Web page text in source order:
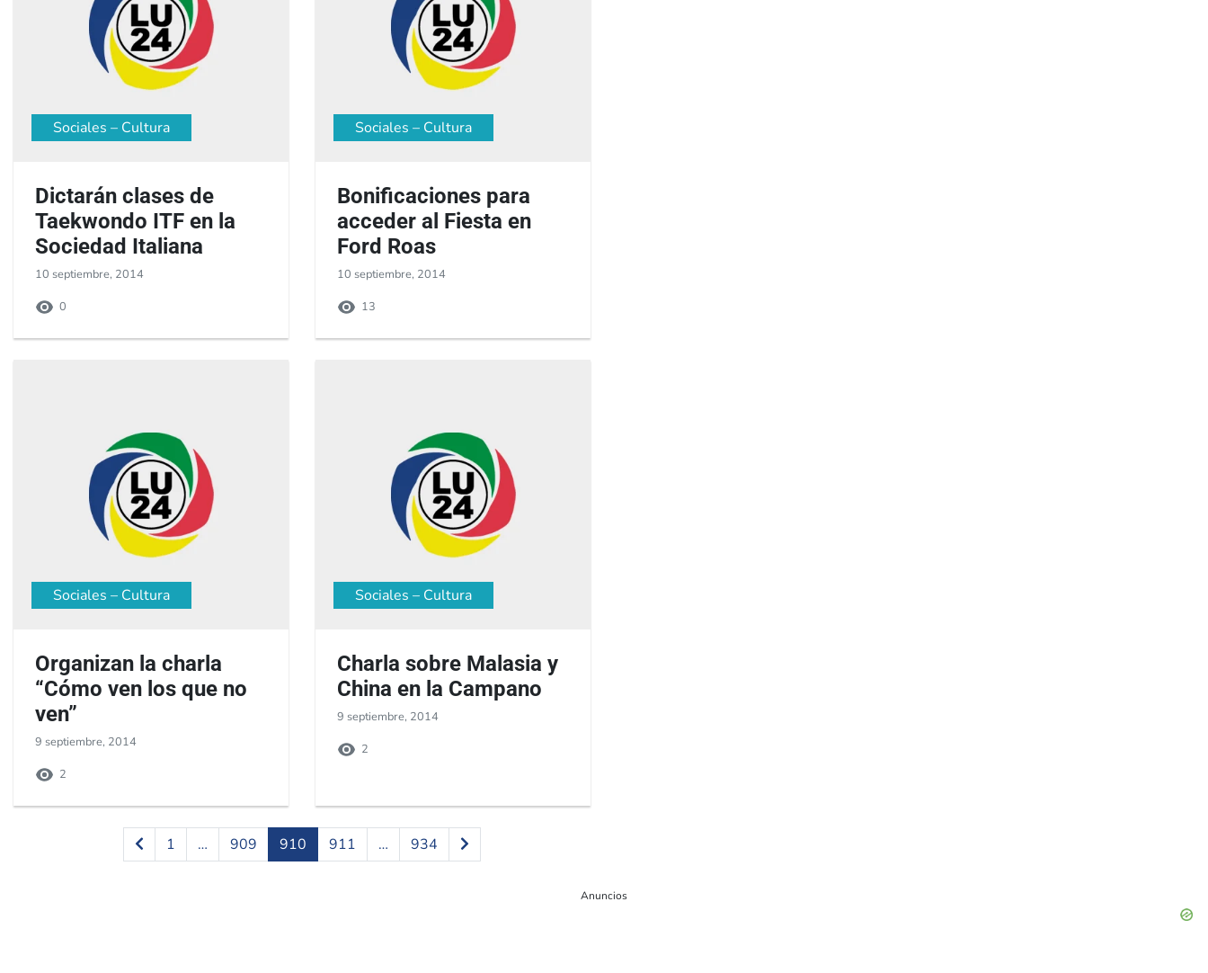
Sociales – Cultura
Dictarán clases de
Taekwondo ITF en la
Sociedad Italiana
10 septiembre, 2014
0
Sociales – Cultura
Bonificaciones para
acceder al Fiesta en
Ford Roas
10 septiembre, 2014
13
Sociales – Cultura
Organizan la charla
“Cómo ven los que no
ven”
9 septiembre, 2014
2
Sociales – Cultura
Charla sobre Malasia y
China en la Campano
9 septiembre, 2014
2
1 … 909 910 911 … 934
Anuncios